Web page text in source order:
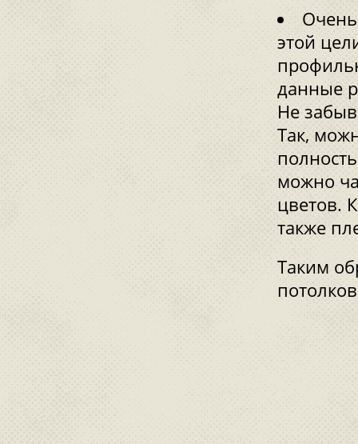
этой
данные
Не
Так,
можно
цветов.
также
Таким